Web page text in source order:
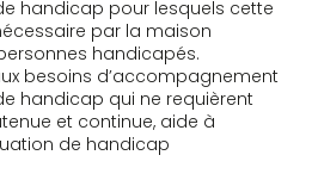
handicap pour lesquels cette
par la maison
handicapés.
besoins d’accompagnement
handicap qui ne requièrent
et continue, aide à
de handicap